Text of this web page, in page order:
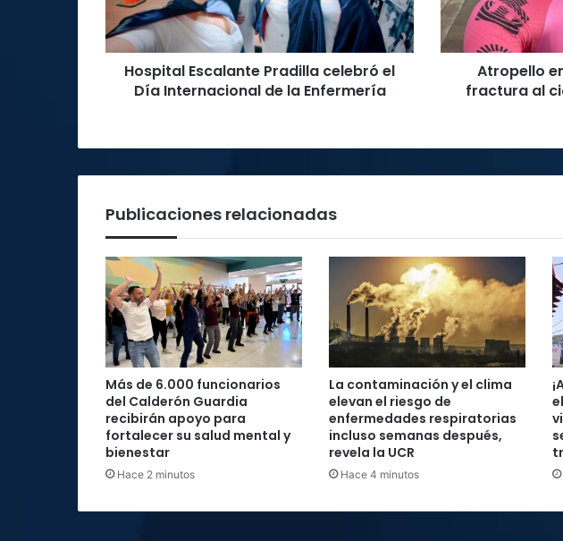
Internacional
de
la
Enfermería
Hospital Escalante Pradilla celebró el
Día Internacional de la Enfermería
al
ciclista
nacional
Andrey
Amador
Atropello
fractura al
Publicaciones relacionadas
Más de 6.000 funcionarios
del Calderón Guardia
recibirán apoyo para
fortalecer su salud mental y
bienestar
Hace 2 minutos
La contaminación y el clima
elevan el riesgo de
enfermedades respiratorias
incluso semanas después,
revela la UCR
Hace 4 minutos